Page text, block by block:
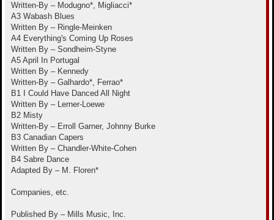
Written-By – Modugno*, Migliacci*
A3 Wabash Blues
Written By – Ringle-Meinken
A4 Everything's Coming Up Roses
Written By – Sondheim-Styne
A5 April In Portugal
Written By – Kennedy
Written-By – Galhardo*, Ferrao*
B1 I Could Have Danced All Night
Written By – Lerner-Loewe
B2 Misty
Written-By – Erroll Garner, Johnny Burke
B3 Canadian Capers
Written By – Chandler-White-Cohen
B4 Sabre Dance
Adapted By – M. Floren*
Companies, etc.
Published By – Mills Music, Inc.